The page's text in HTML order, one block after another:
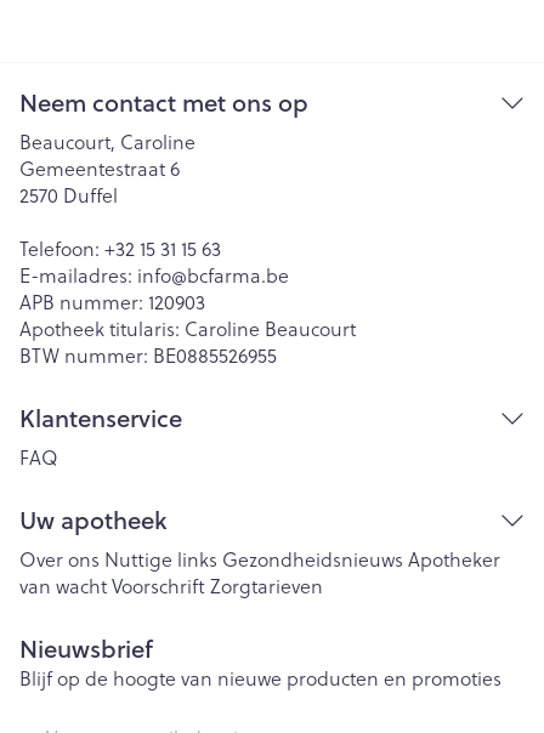
Neem contact met ons op
Beaucourt, Caroline
Gemeentestraat 6
2570 Duffel
Telefoon: +32 15 31 15 63
E-mailadres: info@bcfarma.be
APB nummer: 120903
Apotheek titularis: Caroline Beaucourt
BTW nummer: BE0885526955
Klantenservice
FAQ
Uw apotheek
Over ons Nuttige links Gezondheidsnieuws Apotheker
van wachtVoorschriftZorgtarieven
Nieuwsbrief
Blijf op de hoogte van nieuwe producten en promoties